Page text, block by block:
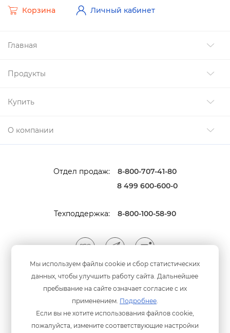
Мы используем файлы cookie и сбор статистических
данных, чтобы улучшить работу сайта. Дальнейшее
пребывание на сайте означает согласие с их
применением. Подробнее.
Если вы не хотите использования файлов cookie,
пожалуйста, измените соответствующие настройки
Главная
Продукты
Купить
О компании
Корзина Личный кабинет
Отдел продаж:
8-800-707-41-80
8 499 600-600-0
Техподдержка: 8-800-100-58-90
Мы принимаем оплату
анковскими картами